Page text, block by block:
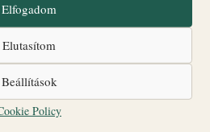
Elfogadom
Elutasítom
Beállítások
Policy